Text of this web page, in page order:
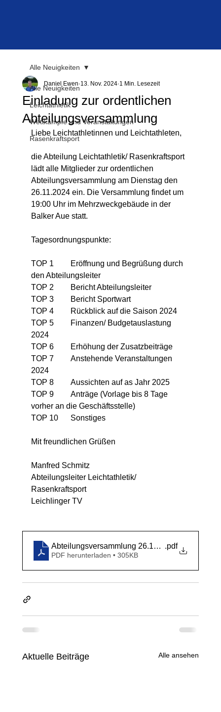
Alle Neuigkeiten
Leichtathletik
Wettkämpfe und Veranstaltungen
Rasenkraftsport
Alle Neuigkeiten
Einladung zur ordentlichen
Abteilungsversammlung
Daniel Ewen 13. Nov. 2024 1 Min. Lesezeit
Liebe Leichtathletinnen und Leichtathleten,
die Abteilung Leichtathletik/ Rasenkraftsport
lädt alle Mitglieder zur ordentlichen
Abteilungsversammlung am Dienstag den
26.11.2024 ein. Die Versammlung findet um
19:00 Uhr im Mehrzweckgebäude in der
Balker Aue statt.
Tagesordnungspunkte:
TOP 1	Eröffnung und Begrüßung durch
den Abteilungsleiter
TOP 2	Bericht Abteilungsleiter
TOP 3	Bericht Sportwart
TOP 4	Rückblick auf die Saison 2024
TOP 5 	Finanzen/ Budgetauslastung
2024
TOP 6	Erhöhung der Zusatzbeiträge
TOP 7	Anstehende Veranstaltungen
2024
TOP 8	Aussichten auf as Jahr 2025
TOP 9	Anträge (Vorlage bis 8 Tage
vorher an die Geschäftsstelle)
TOP 10 	Sonstiges
Mit freundlichen Grüßen
Manfred Schmitz
Abteilungsleiter Leichtathletik/
Rasenkraftsport
Leichlinger TV
Abteilungsversammlung 26.11.2024
.pdf
PDF herunterladen • 305KB
Aktuelle Beiträge Alle ansehen